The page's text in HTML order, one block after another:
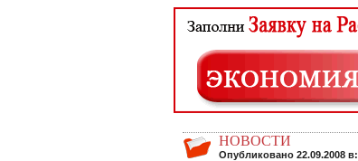
НОВОСТИ
Опубликовано 22.09.2008 в: